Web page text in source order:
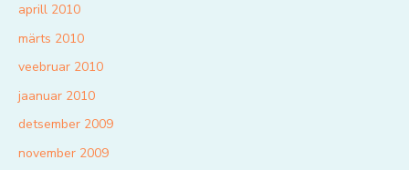
aprill 2010
märts 2010
veebruar 2010
jaanuar 2010
detsember 2009
november 2009